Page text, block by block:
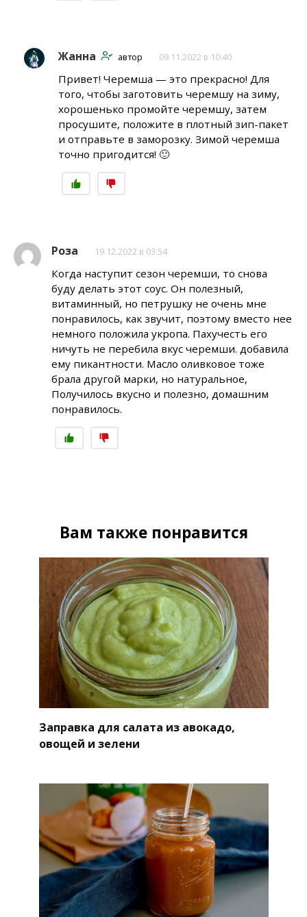
Жанна автор 09.11.2022 в 10:40
Привет! Черемша — это прекрасно! Для
того, чтобы заготовить черемшу на зиму,
хорошенько промойте черемшу, затем
просушите, положите в плотный зип-пакет
и отправьте в заморозку. Зимой черемша
точно пригодится! 🙂
Роза 19.12.2022 в 03:54
Когда наступит сезон черемши, то снова
буду делать этот соус. Он полезный,
витаминный, но петрушку не очень мне
понравилось, как звучит, поэтому вместо нее
немного положила укропа. Пахучесть его
ничуть не перебила вкус черемши. добавила
ему пикантности. Масло оливковое тоже
брала другой марки, но натуральное,
Получилось вкусно и полезно, домашним
понравилось.
Вам также понравится
Заправка для салата из авокадо,
овощей и зелени